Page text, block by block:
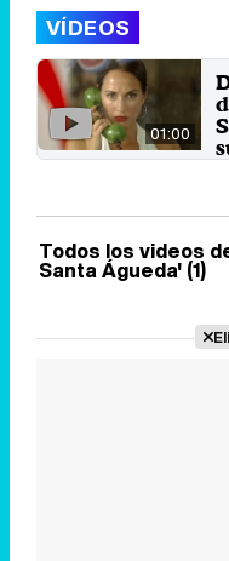
VÍDEOS
01:00
Todos los videos
Santa Águeda' (1)